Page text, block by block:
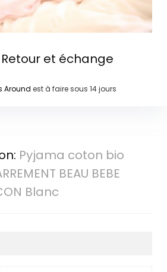
Retour et échange
Around est à faire sous 14 jours
Pyjama coton bio
BEAU BEBE
Blanc